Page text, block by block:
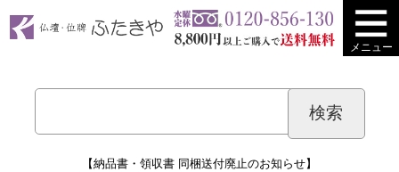
メニュー
【納品書・領収書 同梱送付廃止のお知らせ】